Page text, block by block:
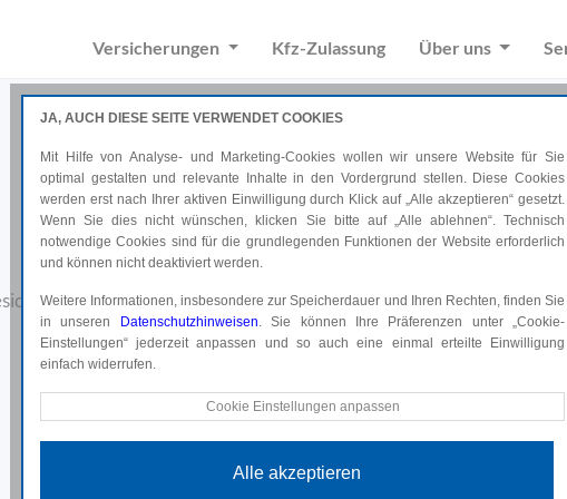
Versicherungen Kfz-Zulassung Über uns
Sicher reisen
mit dem passenden Schutz.
mit dem passenden Reiseschutz – vor und während Ihrer Reise.
Online abschließen*
*Weiterleitung auf uniqa.at
JA, AUCH DIESE SEITE VERWENDET COOKIES
Mit Hilfe von Analyse- und Marketing-Cookies wollen wir unsere Website für Sie
optimal gestalten und relevante Inhalte in den Vordergrund stellen. Diese Cookies
werden erst nach Ihrer aktiven Einwilligung durch Klick auf „Alle akzeptieren“ gesetzt.
Wenn Sie dies nicht wünschen, klicken Sie bitte auf „Alle ablehnen“. Technisch
notwendige Cookies sind für die grundlegenden Funktionen der Website erforderlich
und können nicht deaktiviert werden.
Weitere Informationen, insbesondere zur Speicherdauer und Ihren Rechten, finden Sie
in unseren
Datenschutzhinweisen. Sie können Ihre Präferenzen unter „Cookie-
Einstellungen“ jederzeit anpassen und so auch eine einmal erteilte Einwilligung
einfach widerrufen.
Technische CookiesCookie Einstellungen anpassen
Alle akzeptieren